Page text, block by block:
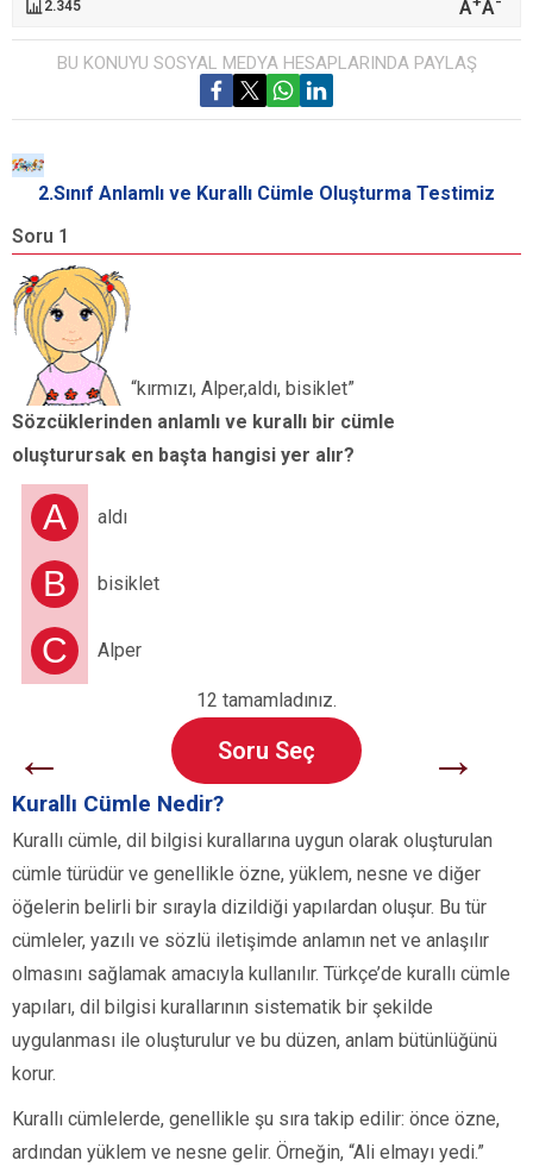
2.345
A A
BU KONUYU SOSYAL MEDYA HESAPLARINDA PAYLAŞ
2.Sınıf Anlamlı ve Kurallı Cümle Oluşturma Testimiz
Soru 1
“kırmızı, Alper,aldı, bisiklet”
Sözcüklerinden anlamlı ve kurallı bir cümle
oluşturursak en başta hangisi yer alır?
A aldı
B bisiklet
C Alper
12 tamamladınız.
← Soru Seç →
Kurallı Cümle Nedir?
Kurallı cümle, dil bilgisi kurallarına uygun olarak oluşturulan
cümle türüdür ve genellikle özne, yüklem, nesne ve diğer
öğelerin belirli bir sırayla dizildiği yapılardan oluşur. Bu tür
cümleler, yazılı ve sözlü iletişimde anlamın net ve anlaşılır
olmasını sağlamak amacıyla kullanılır. Türkçe’de kurallı cümle
yapıları, dil bilgisi kurallarının sistematik bir şekilde
uygulanması ile oluşturulur ve bu düzen, anlam bütünlüğünü
korur.
Kurallı cümlelerde, genellikle şu sıra takip edilir: önce özne,
ardından yüklem ve nesne gelir. Örneğin, “Ali elmayı yedi.”